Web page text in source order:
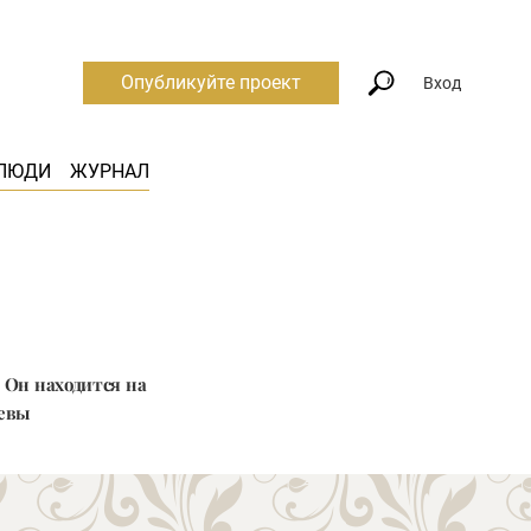
ЖУРНАЛ
Опубликуйте проект Вход
находится на